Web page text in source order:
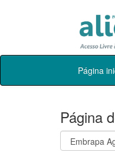
Skip
Página
Página